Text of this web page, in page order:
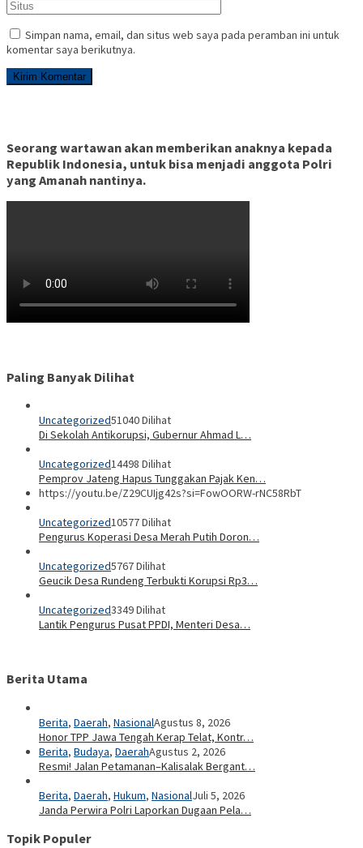
Simpan nama, email, dan situs web saya pada peramban ini untuk
komentar saya berikutnya.
Seorang wartawan akan memberikan anaknya kepada
Republik Indonesia, untuk bisa menjadi anggota Polri
yang Amanah nantinya.
Paling Banyak Dilihat
Uncategorized51040 Dilihat
Di Sekolah Antikorupsi, Gubernur Ahmad L…
Uncategorized14498 Dilihat
Pemprov Jateng Hapus Tunggakan Pajak Ken…
https://youtu.be/Z29CUIjg42s?si=FowOORW-rNC58RbT
Uncategorized10577 Dilihat
Pengurus Koperasi Desa Merah Putih Doron…
Uncategorized5767 Dilihat
Geucik Desa Rundeng Terbukti Korupsi Rp3…
Uncategorized3349 Dilihat
Lantik Pengurus Pusat PPDI, Menteri Desa…
Berita Utama
Berita, Daerah, NasionalAgustus 8, 2026
Honor TPP Jawa Tengah Kerap Telat, Kontr…
Berita, Budaya, DaerahAgustus 2, 2026
Resmi! Jalan Petamanan–Kalisalak Bergant…
Berita, Daerah, Hukum, NasionalJuli 5, 2026
Janda Perwira Polri Laporkan Dugaan Pela…
Topik Populer